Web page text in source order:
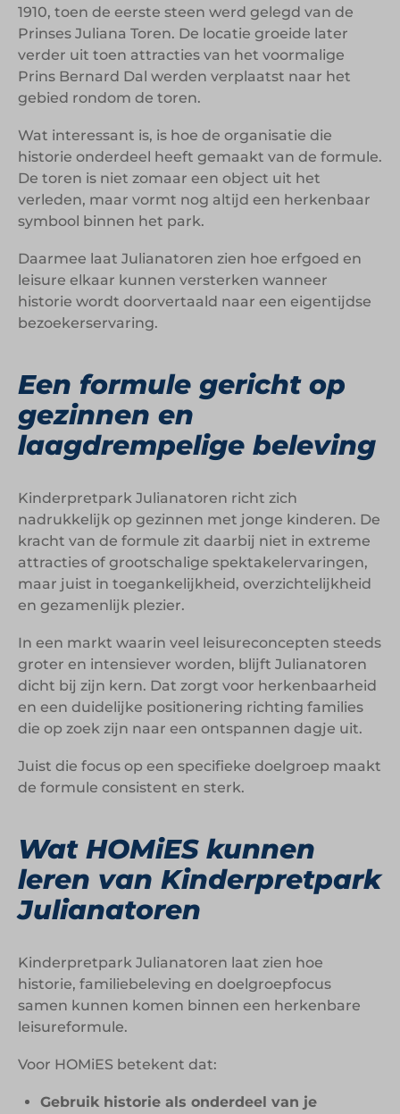
1910, toen de eerste steen werd gelegd van de
Prinses Juliana Toren. De locatie groeide later
verder uit toen attracties van het voormalige
Prins Bernard Dal werden verplaatst naar het
gebied rondom de toren.
Wat interessant is, is hoe de organisatie die
historie onderdeel heeft gemaakt van de formule.
De toren is niet zomaar een object uit het
verleden, maar vormt nog altijd een herkenbaar
symbool binnen het park.
Daarmee laat Julianatoren zien hoe erfgoed en
leisure elkaar kunnen versterken wanneer
historie wordt doorvertaald naar een eigentijdse
bezoekerservaring.
Een formule gericht op
gezinnen en
laagdrempelige beleving
Kinderpretpark Julianatoren richt zich
nadrukkelijk op gezinnen met jonge kinderen. De
kracht van de formule zit daarbij niet in extreme
attracties of grootschalige spektakelervaringen,
maar juist in toegankelijkheid, overzichtelijkheid
en gezamenlijk plezier.
In een markt waarin veel leisureconcepten steeds
groter en intensiever worden, blijft Julianatoren
dicht bij zijn kern. Dat zorgt voor herkenbaarheid
en een duidelijke positionering richting families
die op zoek zijn naar een ontspannen dagje uit.
Juist die focus op een specifieke doelgroep maakt
de formule consistent en sterk.
Wat HOMiES kunnen
leren van Kinderpretpark
Julianatoren
Kinderpretpark Julianatoren laat zien hoe
historie, familiebeleving en doelgroepfocus
samen kunnen komen binnen een herkenbare
leisureformule.
Voor HOMiES betekent dat:
Gebruik historie als onderdeel van je